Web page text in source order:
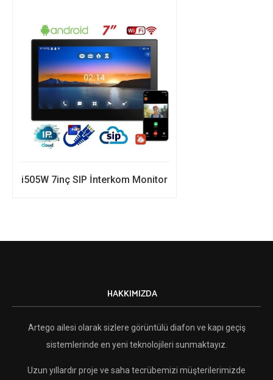
i505W 7inç SIP İnterkom Monitor
HAKKIMIZDA
Artego ailesi olarak sizlere görüntülü diafon ve kapı geçiş
sistemlerinde en yeni teknolojileri sunmaktayız.
Uzun yıllardır proje ve saha tecrübemizi müşterilerimizde